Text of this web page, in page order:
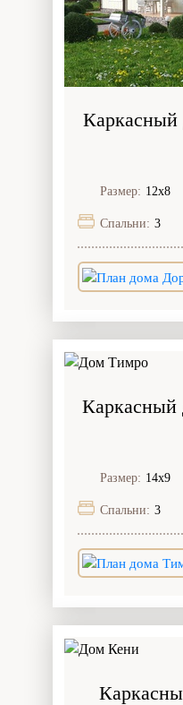
Каркасный
Размер: 12х8
Спальни: 3
Каркасный
Размер: 14х9
Спальни: 3